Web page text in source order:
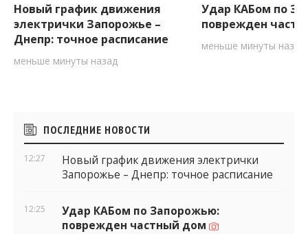
Новый график движения
электрички Запорожье –
Днепр: точное расписание
меньше минуты назад
Удар КАБом по
поврежден
меньше минуты назад
Боковые
виджеты
ПОСЛЕДНИЕ НОВОСТИ
12:27
Новый график движения электрички
Запорожье – Днепр: точное расписание
12:25
Удар КАБом по Запорожью:
поврежден частный дом